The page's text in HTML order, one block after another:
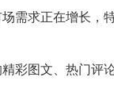
场需求正在增长，
彩图文、热门评